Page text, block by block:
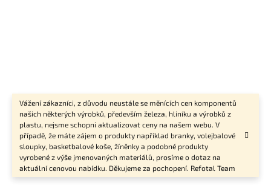
Vážení zákazníci, z důvodu neustále se měnících cen komponentů
našich některých výrobků, především železa, hliníku a výrobků z
plastu, nejsme schopni aktualizovat ceny na našem webu. V
případě, že máte zájem o produkty například branky, volejbalové
sloupky, basketbalové koše, žíněnky a podobné produkty
vyrobené z výše jmenovaných materiálů, prosíme o dotaz na
aktuální cenovou nabídku. Děkujeme za pochopení. Refotal Team